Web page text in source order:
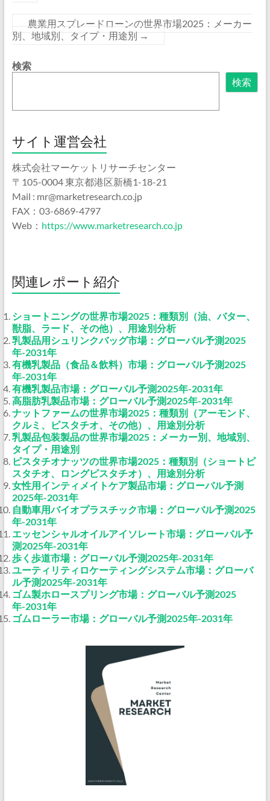
農業用スプレードローンの世界市場2025：メーカー
別、地域別、タイプ・用途別 →
検索
検索
サイト運営会社
株式会社マーケットリサーチセンター
〒105-0004 東京都港区新橋1-18-21
Mail : mr@marketresearch.co.jp
FAX：03-6869-4797
Web： https://www.marketresearch.co.jp
関連レポート紹介
ショートニングの世界市場2025：種類別（油、バター、
獣脂、ラード、その他）、用途別分析
乳製品用シュリンクバッグ市場：グローバル予測2025
年-2031年
有機乳製品（食品＆飲料）市場：グローバル予測2025
年-2031年
有機乳製品市場：グローバル予測2025年-2031年
高脂肪乳製品市場：グローバル予測2025年-2031年
ナットファームの世界市場2025：種類別（アーモンド、
クルミ、ピスタチオ、その他）、用途別分析
乳製品包装製品の世界市場2025：メーカー別、地域別、
タイプ・用途別
ピスタチオナッツの世界市場2025：種類別（ショートピ
スタチオ、ロングピスタチオ）、用途別分析
女性用インティメイトケア製品市場：グローバル予測
2025年-2031年
自動車用バイオプラスチック市場：グローバル予測2025
年-2031年
エッセンシャルオイルアイソレート市場：グローバル予
測2025年-2031年
歩く歩道市場：グローバル予測2025年-2031年
ユーティリティロケーティングシステム市場：グローバ
ル予測2025年-2031年
ゴム製ホロースプリング市場：グローバル予測2025
年-2031年
ゴムローラー市場：グローバル予測2025年-2031年